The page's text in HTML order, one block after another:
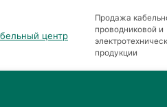
Продажа
проводниковой и
продукции